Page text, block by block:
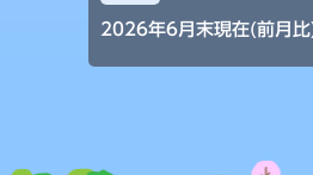
2026年6月末現在(前月比